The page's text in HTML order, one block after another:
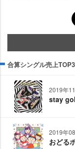
合算シングル売上
2019年
stay
2019年
おどる